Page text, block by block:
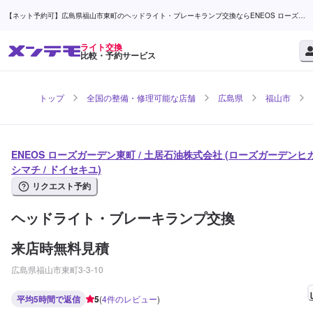
【ネット予約可】広島県福山市東町のヘッドライト・ブレーキランプ交換ならENEOS ローズガ
ライト交換
比較・予約サービス
トップ 全国の整備・修理可能な店舗 広島県 福山市
ENEOS ローズガーデン東町 / 土居石油株式会社 (ローズガーデンヒ
シマチ / ドイセキユ)
リクエスト予約
ヘッドライト・ブレーキランプ交換
来店時無料見積
広島県福山市東町3-3-10
平均5時間で返信 5(4件のレビュー)